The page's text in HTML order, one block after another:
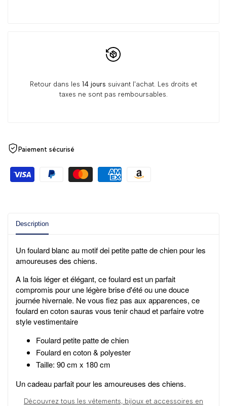
Retour dans les 14 jours suivant l'achat. Les droits et
taxes ne sont pas remboursables.
Paiement sécurisé
Description
Un foulard blanc au motif dei petite patte de chien pour les
amoureuses des chiens.
A la fois léger et élégant, ce foulardest un parfait
compromis pour une légère brise d'été ou une douce
journée hivernale. Ne vous fiez pas aux apparences, ce
foularden coton sauras vous tenir chaud et parfaire votre
style vestimentaire
Foulard petite patte de chien
Foulard en coton & polyester
Taille: 90 cm x 180 cm
Un cadeau parfait pour les amoureuses des chiens.
Découvrez tous les vêtements, bijoux et accessoires en